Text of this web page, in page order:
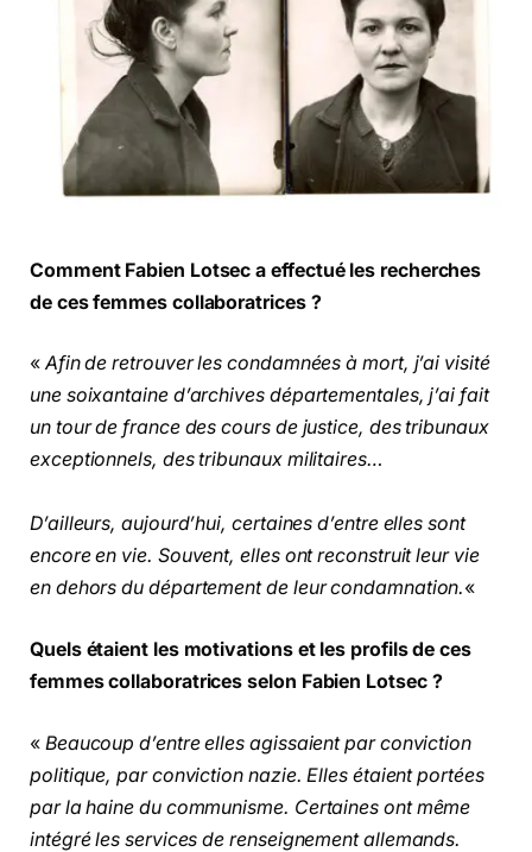
Comment Fabien Lotsec a effectué les recherches
de ces femmes collaboratrices ?
« Afin de retrouver les condamnées à mort, j’ai visité
une soixantaine d’archives départementales, j’ai fait
un tour de france des cours de justice, des tribunaux
exceptionnels, des tribunaux militaires…
D’ailleurs, aujourd’hui, certaines d’entre elles sont
encore en vie. Souvent, elles ont reconstruit leur vie
en dehors du département de leur condamnation.«
Quels étaient les motivations et les profils de ces
femmes collaboratrices selon Fabien Lotsec ?
« Beaucoup d’entre elles agissaient par conviction
politique, par conviction nazie. Elles étaient portées
par la haine du communisme. Certaines ont même
intégré les services de renseignement allemands.